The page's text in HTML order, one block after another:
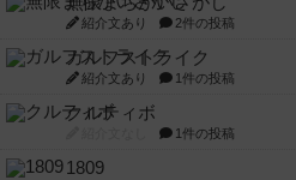
紹介文あり 2件の投稿
ガルフストライク
紹介文あり 1件の投稿
クルティボ
1件の投稿
1809